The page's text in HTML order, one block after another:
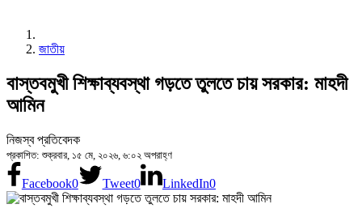
জাতীয়
বাস্তবমুখী শিক্ষাব্যবস্থা গড়তে তুলতে চায় সরকার: মাহদী
আমিন
নিজস্ব প্রতিবেদক
প্রকাশিত: শুক্রবার, ১৫ মে, ২০২৬, ৬:০২ অপরাহ্ণ
Facebook0 Tweet0 LinkedIn0